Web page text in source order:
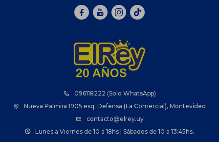
096118222 (Solo WhatsApp)
Nueva Palmira 1905 esq. Defensa (La Comercial), Montevideo
contacto@elrey.uy
Lunes a Viernes de 10 a 18hs | Sábados de 10 a 13:45hs.
  